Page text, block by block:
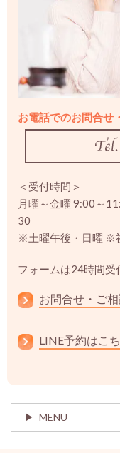
お電話でのお問合せ
＜受付時間＞
月曜～金曜 9:00～
30
※土曜午後・日曜 ※
フォームは24時間受
お問合せ・ご
LINE予約はこ
MENU